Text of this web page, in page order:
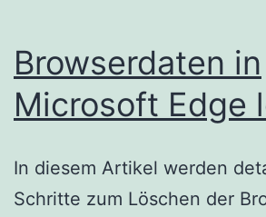
Browserdaten in
Microsoft Edge
In diesem Artikel werden
Schritte zum Löschen der